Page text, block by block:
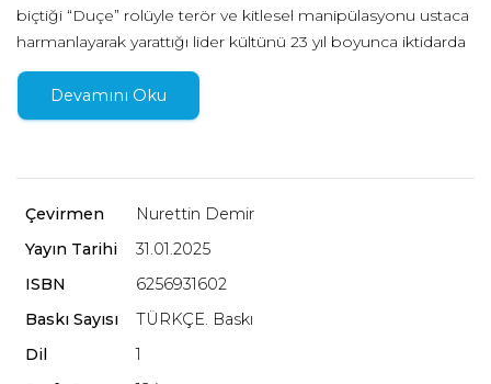
biçtiği “Duçe” rolüyle terör ve kitlesel manipülasyonu ustaca
harmanlayarak yarattığı lider kültünü 23 yıl boyunca iktidarda
kalmak için kullandı. Adolf Hitler’le kurduğu vahşi ortaklıkta
sadece kendi ulusunu değil, en yakınlarını bile felakete
sürüklemekten çekinmedi. İtalyan ulusunu “savaşçı bir
arzusuyla attığı adımlar binlerce insanın ölümüne yol açtı.
zor bir miras bıraktı.
uzmanlardan biri olan ve faşizm kavramı üzerine yaptığı
çalışmalarla tanınan Wolfgang Schieder, bu kitabında
Devamını Oku
Çevirmen
Nurettin Demir
Yayın Tarihi
31.01.2025
ISBN
6256931602
Baskı Sayısı
TÜRKÇE. Baskı
Dil
1